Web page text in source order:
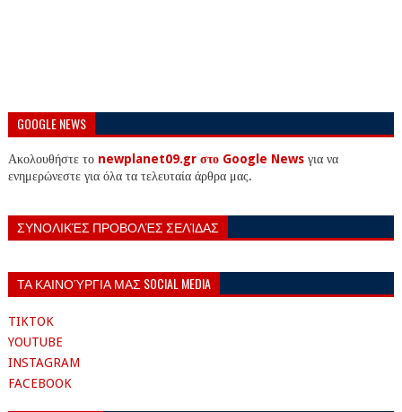
GOOGLE NEWS
Ακολουθήστε το newplanet09.gr στο Google Newsγια να
ενημερώνεστε για όλα τα τελευταία άρθρα μας.
ΣΥΝΟΛΙΚΈΣ ΠΡΟΒΟΛΈΣ ΣΕΛΊΔΑΣ
ΤΑ ΚΑΙΝΟΎΡΓΙΑ ΜΑΣ SOCIAL MEDIA
TIKTOK
YOUTUBE
INSTAGRAM
FACEBOOK